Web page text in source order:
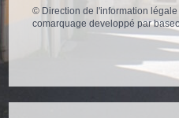
© Direction de l'information
comarquage developpé par